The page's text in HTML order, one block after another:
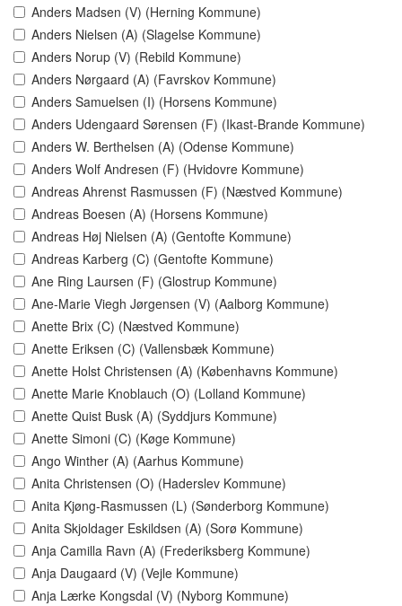
Anders Madsen (V) (Herning Kommune)
Anders Nielsen (A) (Slagelse Kommune)
Anders Norup (V) (Rebild Kommune)
Anders Nørgaard (A) (Favrskov Kommune)
Anders Samuelsen (I) (Horsens Kommune)
Anders Udengaard Sørensen (F) (Ikast-Brande Kommune)
Anders W. Berthelsen (A) (Odense Kommune)
Anders Wolf Andresen (F) (Hvidovre Kommune)
Andreas Ahrenst Rasmussen (F) (Næstved Kommune)
Andreas Boesen (A) (Horsens Kommune)
Andreas Høj Nielsen (A) (Gentofte Kommune)
Andreas Karberg (C) (Gentofte Kommune)
Ane Ring Laursen (F) (Glostrup Kommune)
Ane-Marie Viegh Jørgensen (V) (Aalborg Kommune)
Anette Brix (C) (Næstved Kommune)
Anette Eriksen (C) (Vallensbæk Kommune)
Anette Holst Christensen (A) (Københavns Kommune)
Anette Marie Knoblauch (O) (Lolland Kommune)
Anette Quist Busk (A) (Syddjurs Kommune)
Anette Simoni (C) (Køge Kommune)
Ango Winther (A) (Aarhus Kommune)
Anita Christensen (O) (Haderslev Kommune)
Anita Kjøng-Rasmussen (L) (Sønderborg Kommune)
Anita Skjoldager Eskildsen (A) (Sorø Kommune)
Anja Camilla Ravn (A) (Frederiksberg Kommune)
Anja Daugaard (V) (Vejle Kommune)
Anja Lærke Kongsdal (V) (Nyborg Kommune)